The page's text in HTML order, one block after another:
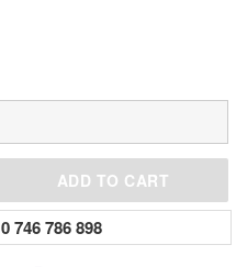
ADD TO CART
0 746 786 898